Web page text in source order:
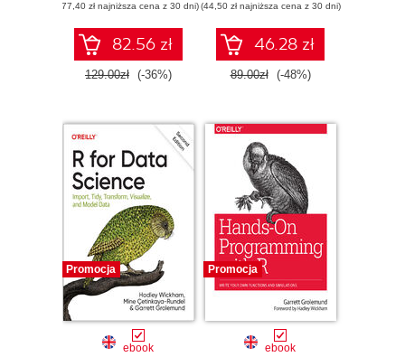
wizualizowanie i
modelowanie
danych. Wydanie II
(77,40 zł najniższa cena z 30 dni)
82.56 zł
129.00zł (-36%)
(44,50 zł najniższa cena z 30 dni)
46.28 zł
89.00zł (-48%)
Promocja
ebook
Promocja
ebook